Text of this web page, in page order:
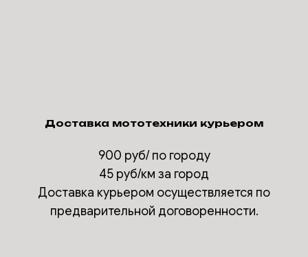
Доставка мототехники курьером
900 руб/ по городу
45 руб/км за город
Доставка курьером осуществляется по
предварительной договоренности.